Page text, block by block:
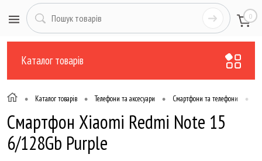
0
Каталог товарів
• Каталог товарів • Телефони та аксесуари • Смартфони та телефони •
Смартфон Xiaomi Redmi Note 15
6/128Gb Purple